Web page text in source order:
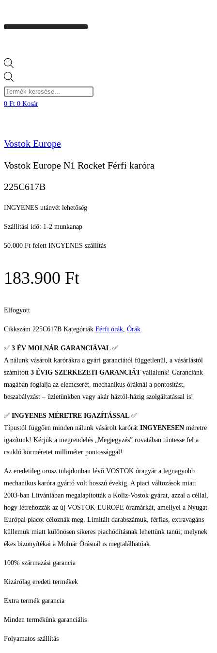
search
0 Ft 0 Kosár
Vostok Europe
Vostok Europe N1 Rocket Férfi karóra
225C617B
INGYENES utánvét lehetőség
Szállítási idő: 1-2 munkanap
50.000 Ft felett INGYENES szállítás
183.900 Ft
Elfogyott
Cikkszám 225C617B Kategóriák Férfi órák, Órák
✅ 3 ÉV MOLNÁR GARANCIÁVAL ✅
A nálunk vásárolt karórákra a gyári garanciától függetlenül, a vásárlástól
számított 3 ÉVIG SZERKEZETI GARANCIÁTvállalunk! Garanciánk
magában foglalja az elemcserét, mechanikus óráknál a pontosítást,
beszabályzást – üzletünkben vagy akár háztól-házig szolgáltatással is!
✅ INGYENES MÉRETRE IGAZÍTÁSSAL ✅
Típustól függően minden nálunk vásárolt karórát INGYENESEN méretre
igazítunk! Kérjük a megrendelés „Megjegyzés” rovatában tüntesse fel a
csukló körméretet milliméter pontossággal!
Az eredetileg orosz tulajdonban lévõ VOSTOK óragyár a legnagyobb
mechanikus karóra gyártó volt hosszú évekig. A piaci változások miatt
2003-ban Litvániában megalapították a Koliz-Vostok gyárat, azzal a céllal,
hogy létrehozzák az új VOSTOK-EUROPE óramárkát, amellyel a Nyugat-
Európai piacot céloznák meg. Limitált darabszámuk, férfias, extravagáns
küllemük miatt különösen sikeres piachódításnak lehettünk tanúi; melynek
ékes bizonyítékai a Molnár Órásnál is megtalálhatóak.
100% származási garancia
Kizárólag eredeti termékek
Extra termék garancia
Minden termékünk garanciális
Folyamatos szállítás